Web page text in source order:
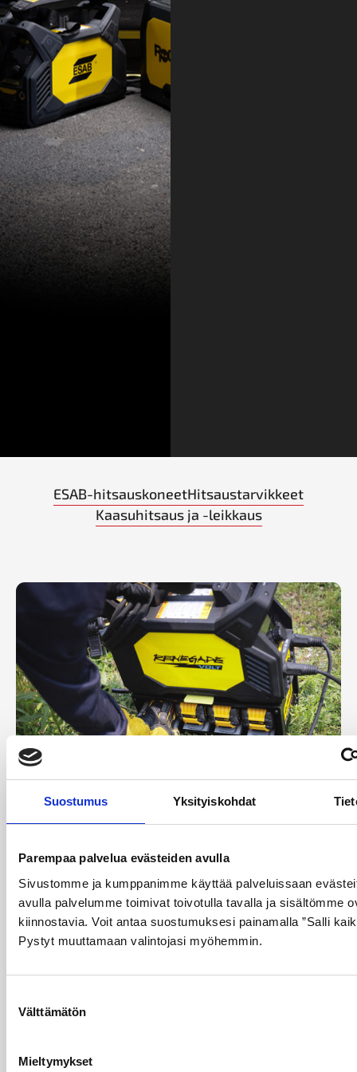
Suostumus Yksityiskohdat
Parempaa palvelua evästeiden avulla
Sivustomme ja kumppanimme käyttää palveluissaan
avulla palvelumme toimivat toivotulla tavalla ja sisältömme
kiinnostavia. Voit antaa suostumuksesi painamalla ”Salli
Pystyt muuttamaan valintojasi myöhemmin.
valinta
Välttämätön
Mieltymykset
ESAB-hitsauskoneetHitsaustarvikkeet
Kaasuhitsaus ja -leikkaus
ESAB-hitsauskoneet –
ammattilaisen valinta
laadukkaaseen
hitsaukseen
Olemme ylpeä ESAB:n valtuutettu jälleenmyyjä ja
huippulaadukkaita hitsauskoneita niin kotikäyttöön
valmistaja, jonka tuotteet tunnetaan